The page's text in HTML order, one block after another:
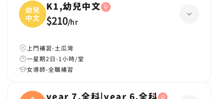
幼兒
中文
K1,幼兒中文
$210/hr
上門補習-土瓜灣
一星期2日-1小時/堂
女導師-全職補習